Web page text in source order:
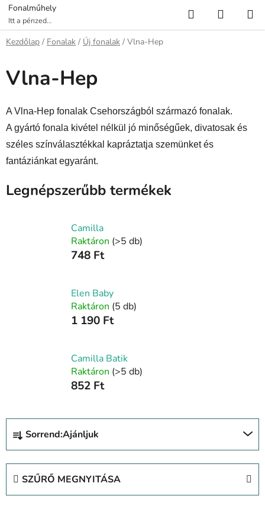
Ugrás
fő
tartalomhoz
Fonalműhely
Itt a pénzed
több fonalat ér!
KeresésKOSÁR
Kezdőlap / Fonalak / Új fonalak / Vlna-Hep
Vlna-Hep
A Vlna-Hep fonalak Csehországból származó fonalak.
A gyártó fonala kivétel nélkül jó minőségűek, divatosak és
széles színválasztékkal kapráztatja szemünket és
fantáziánkat egyaránt.
Legnépszerűbb termékek
Camilla
Raktáron (>5 db)
748 Ft
Elen Baby
Raktáron (5 db)
1 190 Ft
Camilla Batik
Raktáron (>5 db)
852 Ft
T
r
m
Sorrend:Ajánljuk
SZŰRŐ MEGNYITÁSA